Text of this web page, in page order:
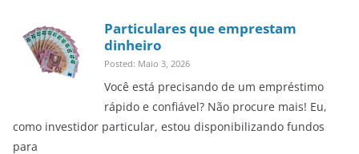
Particulares que emprestam
dinheiro
Posted: Maio 3, 2026
Você está precisando de um empréstimo
rápido e confiável? Não procure mais! Eu,
como investidor particular, estou disponibilizando fundos
para